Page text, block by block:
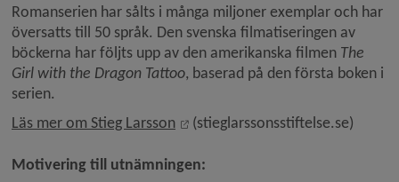
Romanserien har sålts i många miljoner exemplar och har
översatts till 50 språk. Den svenska filmatiseringen av
böckerna har följts upp av den amerikanska filmen The
Girl with the Dragon Tattoo, baserad på den första boken i
serien.
Läs mer om Stieg Larsson
Länk till annan webbplats,
(stieglarssonsstiftelse.se)
Motivering till utnämningen: